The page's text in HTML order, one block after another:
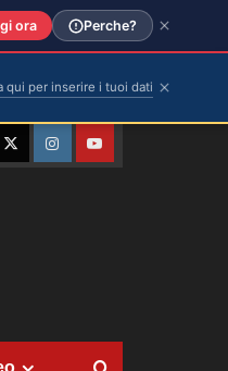
TwitterInstagramYouTube
ora Perche?
qui per inserire i tuoi dati